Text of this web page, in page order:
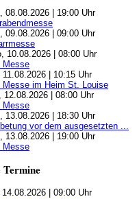
08.08.2026 | 19:00 Uhr
09.08.2026 | 09:00 Uhr
10.08.2026 | 08:00 Uhr
Messe
11.08.2026 | 10:15 Uhr
Messe im Heim St. Louise
12.08.2026 | 08:00 Uhr
Messe
13.08.2026 | 18:30 Uhr
vor dem ausgesetzten ...
13.08.2026 | 19:00 Uhr
Messe
Termine
14.08.2026 | 09:00 Uhr